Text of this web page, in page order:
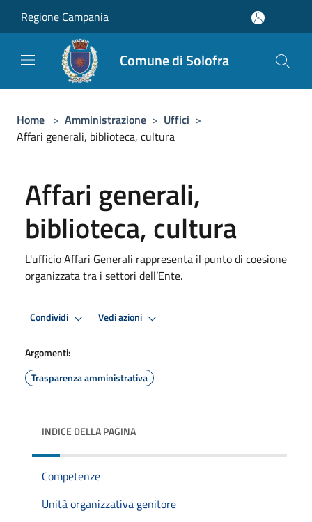
Regione Campania
Comune di Solofra
Home > Amministrazione > Uffici >
Affari generali, biblioteca, cultura
Affari generali,
biblioteca, cultura
L'ufficio Affari Generali rappresenta il punto di coesione
organizzata tra i settori dell’Ente.
Condividi Vedi azioni
Argomenti:
Trasparenza amministrativa
INDICE DELLA PAGINA
Competenze
Unità organizzativa genitore